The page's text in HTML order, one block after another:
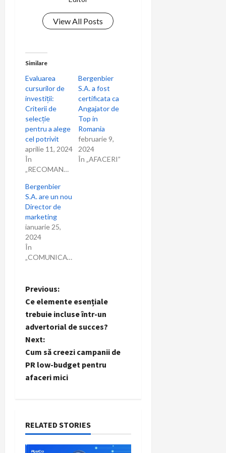
View All Posts
Similare
Evaluarea
cursurilor de
investiții:
Criterii de
selecție
pentru a alege
cel potrivit
aprilie 11, 2024
În
„RECOMANDARI”
Bergenbier
S.A. a fost
certificata ca
Angajator de
Top in
Romania
februarie 9,
2024
În „AFACERI”
Bergenbier
S.A. are un nou
Director de
marketing
ianuarie 25,
2024
În
„COMUNICAT”
P
o
s
t
n
v
i
Previous:
Ce elemente esențiale
trebuie incluse într-un
advertorial de succes?
Next:
Cum să creezi campanii de
PR low-budget pentru
afaceri mici
RELATED STORIES